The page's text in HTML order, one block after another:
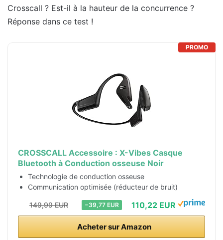
Crosscall ? Est-il à la hauteur de la concurrence ?
Réponse dans ce test !
PROMO
CROSSCALL Accessoire : X-Vibes Casque
Bluetooth à Conduction osseuse Noir
Technologie de conduction osseuse
Communication optimisée (réducteur de bruit)
149,99 EUR −39,77 EUR 110,22 EUR
Acheter sur Amazon